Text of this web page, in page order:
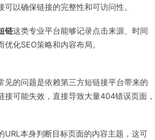
以确保链接的完整性和可访问性。
链这类专业平台能够记录点击来源、时间
化SEO策略和内容布局。
见的问题是依赖第三方短链接平台带来的
可能失效，直接导致大量404错误页面，
本身判断目标页面的内容主题，这可